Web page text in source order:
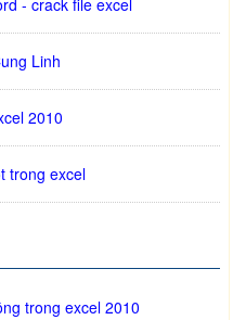
- crack file excel
Linh
2010
trong excel
trong excel 2010